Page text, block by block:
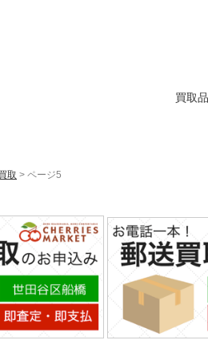
買取
取 > ページ5